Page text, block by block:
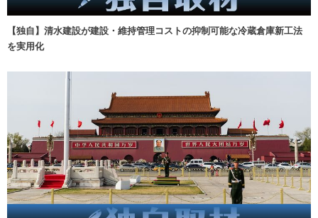
【独自】清水建設が建設・維持管理コストの抑制可能な冷蔵倉庫新工法
を実用化